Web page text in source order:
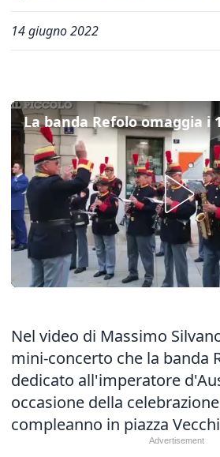
14 giugno 2022
Nel video di Massimo
mini-concerto che la banda
dedicato all'imperatore
occasione della
compleanno in piazza